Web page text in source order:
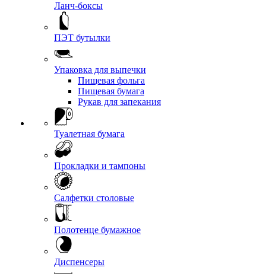
Ланч-боксы
ПЭТ бутылки
Упаковка для выпечки
Пищевая фольга
Пищевая бумага
Рукав для запекания
Туалетная бумага
Прокладки и тампоны
Салфетки столовые
Полотенце бумажное
Диспенсеры